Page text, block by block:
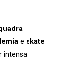
e skate
intensa